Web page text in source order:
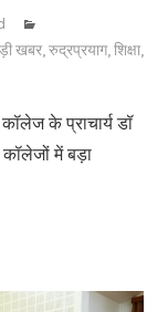
खबर,रुद्रप्रयाग,शिक्षा,
के प्राचार्य डॉ
में बड़ा